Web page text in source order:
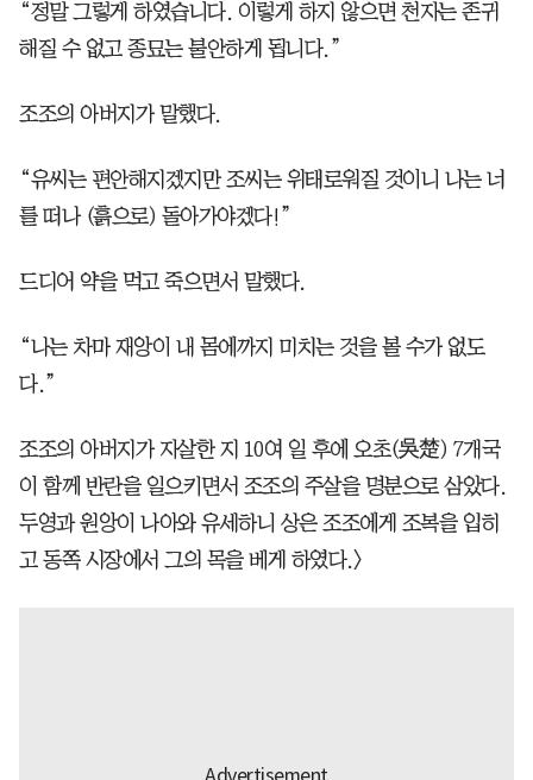
“정말 그렇게 하였습니다. 이렇게 하지 않으면 천자는 존귀
해질 수 없고 종묘는 불안하게 됩니다.”
조조의 아버지가 말했다.
“유씨는 편안해지겠지만 조씨는 위태로워질 것이니 나는 너
를 떠나 (흙으로) 돌아가야겠다!”
드디어 약을 먹고 죽으면서 말했다.
“나는 차마 재앙이 내 몸에까지 미치는 것을 볼 수가 없도
다.”
조조의 아버지가 자살한 지 10여 일 후에 오초(吳楚) 7개국
이 함께 반란을 일으키면서 조조의 주살을 명분으로 삼았다.
두영과 원앙이 나아와 유세하니 상은 조조에게 조복을 입히
고 동쪽 시장에서 그의 목을 베게 하였다.〉